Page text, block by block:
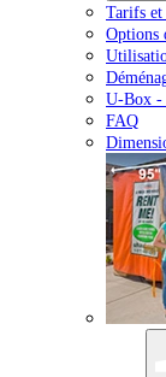
Tarifs et
Options
U-Box -
FAQ